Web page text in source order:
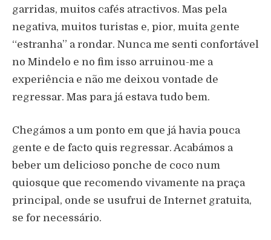
garridas, muitos cafés atractivos. Mas pela
negativa, muitos turistas e, pior, muita gente
“estranha” a rondar. Nunca me senti confortável
no Mindelo e no fim isso arruinou-me a
experiência e não me deixou vontade de
regressar. Mas para já estava tudo bem.
Chegámos a um ponto em que já havia pouca
gente e de facto quis regressar. Acabámos a
beber um delicioso ponche de coco num
quiosque que recomendo vivamente na praça
principal, onde se usufrui de Internet gratuita,
se for necessário.